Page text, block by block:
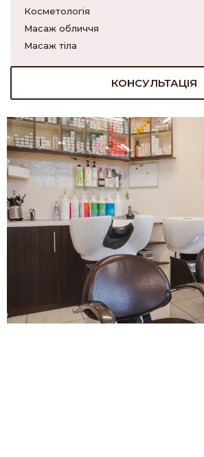
Косметологія
Масаж обличчя
Масаж тіла
КОНСУЛЬТАЦІЯ